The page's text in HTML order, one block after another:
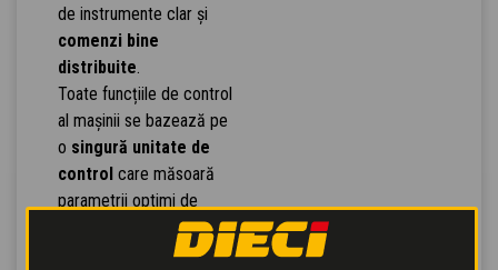
de instrumente clar și
comenzi bine
distribuite.
Toate funcțiile de control
al mașinii se bazează pe
o singură unitate de
control care măsoară
parametrii optimi de
lucru prin intermediul unui
sistem avansat de